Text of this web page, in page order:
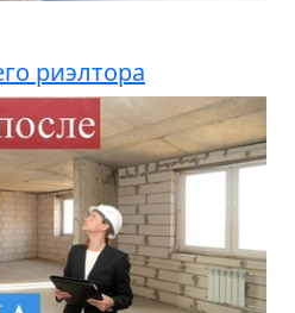
риэлтора